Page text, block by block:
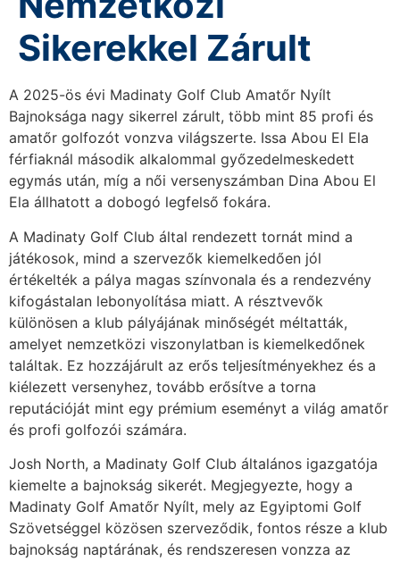
Sikerekkel Zárult
A 2025-ös évi Madinaty Golf Club Amatőr Nyílt
Bajnoksága nagy sikerrel zárult, több mint 85 profi és
amatőr golfozót vonzva világszerte. Issa Abou El Ela
férfiaknál második alkalommal győzedelmeskedett
egymás után, míg a női versenyszámban Dina Abou El
Ela állhatott a dobogó legfelső fokára.
A Madinaty Golf Club által rendezett tornát mind a
játékosok, mind a szervezők kiemelkedően jól
értékelték a pálya magas színvonala és a rendezvény
kifogástalan lebonyolítása miatt. A résztvevők
különösen a klub pályájának minőségét méltatták,
amelyet nemzetközi viszonylatban is kiemelkedőnek
találtak. Ez hozzájárult az erős teljesítményekhez és a
kiélezett versenyhez, tovább erősítve a torna
reputációját mint egy prémium eseményt a világ amatőr
és profi golfozói számára.
Josh North, a Madinaty Golf Club általános igazgatója
kiemelte a bajnokság sikerét. Megjegyezte, hogy a
Madinaty Golf Amatőr Nyílt, mely az Egyiptomi Golf
Szövetséggel közösen szerveződik, fontos része a klub
bajnokság naptárának, és rendszeresen vonzza az